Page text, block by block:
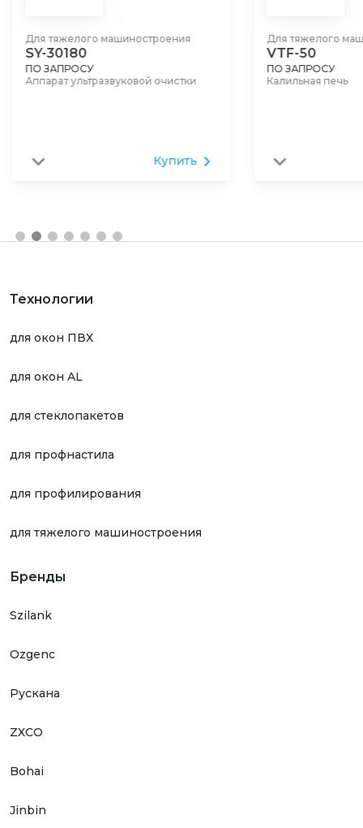
Для тяжелого машиностроения
SY-30180
ПО ЗАПРОСУ
Аппарат ультразвуковой очистки
Купить
Для тяжелого
VTF-50
ПО ЗАПРОСУ
Калильная печь
Технологии
для окон ПВХ
для окон AL
для стеклопакетов
для профнастила
для профилирования
для тяжелого машиностроения
Бренды
Szilank
Ozgenc
Рускана
ZXCO
Bohai
Jinbin